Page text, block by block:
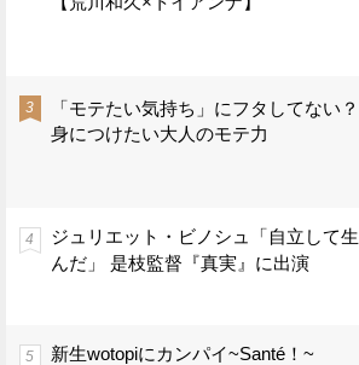
「モテたい気持ち」にフタしてない
身につけたい大人のモテ力
ジュリエット・ビノシュ「自立して
んだ」 是枝監督『真実』に出演
新生wotopiにカンパイ~Santé！~